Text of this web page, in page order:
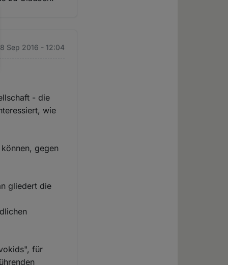
Sep 2016 - 12:04
- die
wie
gegen
gliedert die
für